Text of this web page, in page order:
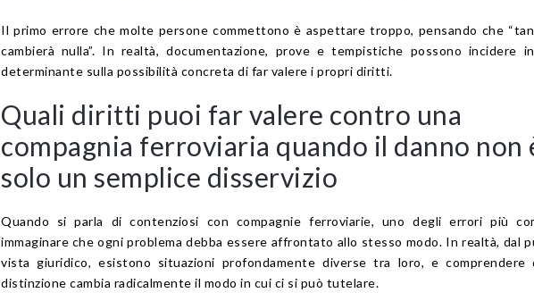
Il primo errore che molte persone commettono è aspettare troppo, pensando che
cambierà nulla”. In realtà, documentazione, prove e tempistiche possono incidere
determinante sulla possibilità concreta di far valere i propri diritti.
Quali diritti puoi far valere contro una
compagnia ferroviaria quando il danno non
solo un semplice disservizio
Quando si parla di contenziosi con compagnie ferroviarie, uno degli errori più
immaginare che ogni problema debba essere affrontato allo stesso modo. In realtà, dal
vista giuridico, esistono situazioni profondamente diverse tra loro, e comprendere
distinzione cambia radicalmente il modo in cui ci si può tutelare.